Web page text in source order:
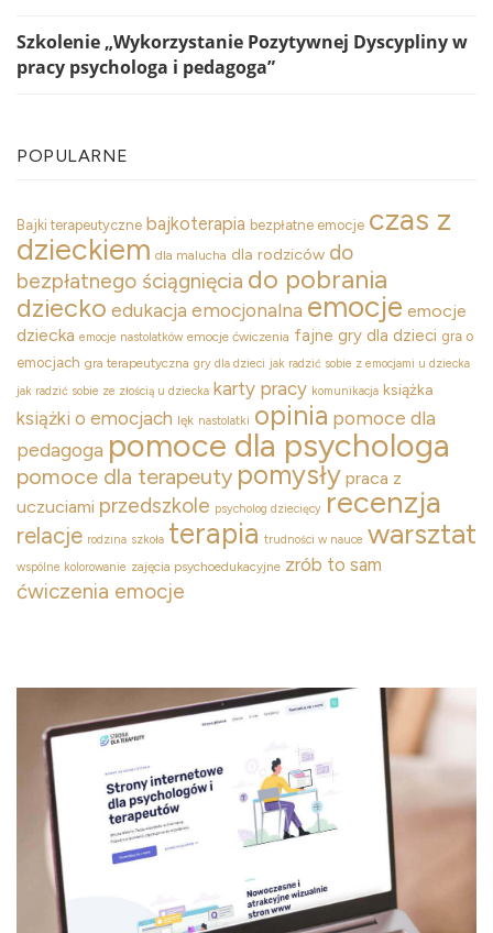
Szkolenie „Wykorzystanie Pozytywnej Dyscypliny w
pracy psychologa i pedagoga”
POPULARNE
Bajki terapeutyczne bajkoterapia bezpłatne emocje czas z
dzieckiem dla malucha dla rodziców do
bezpłatnego ściągnięcia do pobrania
dziecko edukacja emocjonalna emocje emocje
dziecka emocje nastolatków emocje ćwiczenia fajne gry dla dzieci gra o
emocjach gra terapeutyczna gry dla dzieci jak radzić sobie z emocjami u dziecka
jak radzić sobie ze złością u dziecka karty pracy komunikacja książka
książki o emocjach lęk nastolatki opinia pomoce dla
pedagoga pomoce dla psychologa
pomoce dla terapeuty pomysły praca z
uczuciami przedszkole psycholog dziecięcy recenzja
relacje rodzina szkoła terapia trudności w nauce warsztat
wspólne kolorowanie zajęcia psychoedukacyjne zrób to sam
ćwiczenia emocje